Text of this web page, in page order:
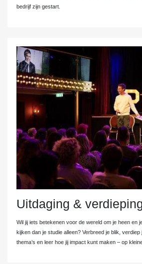
bedrijf zijn gestart.
Uitdaging &
Wil jij iets betekenen voor de wereld om je heen en
kijken dan je studie alleen? Verbreed je blik, verdiep
thema’s en leer hoe jij impact kunt maken – op